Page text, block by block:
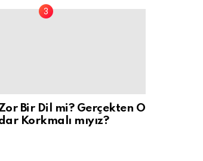
Bir Dil mi? Gerçekten O
Korkmalı mıyız?